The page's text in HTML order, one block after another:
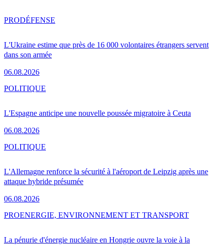
L'Ukraine estime que près de 16 000 volontaires étrangers servent
dans son armée
06.08.2026
PRODÉFENSE
L'Espagne anticipe une nouvelle poussée migratoire à Ceuta
06.08.2026
POLITIQUE
L'Allemagne renforce la sécurité à l'aéroport de Leipzig après une
attaque hybride présumée
06.08.2026
POLITIQUE
La pénurie d'énergie nucléaire en Hongrie ouvre la voie à la
PROENERGIE, ENVIRONNEMENT ET TRANSPORT